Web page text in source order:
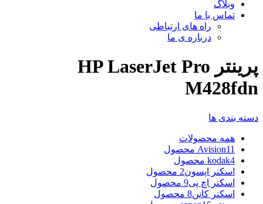
وبلاگ
تماس با ما
راه های ارتباطی
درباره ی ما
پرینتر HP LaserJet Pro
M428fdn
دسته بندی ها
همه محصولات
Avision11 محصول
kodak4 محصول
اسکنر اپسون2 محصول
اسکنر اچ پی9 محصول
اسکنر کانن8 محصول